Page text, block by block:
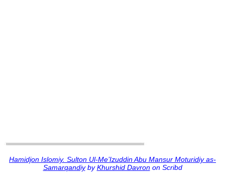
Hamidjon Islomiy. Sulton Ul-Me’Izuddin Abu Mansur Moturidiy as-
SamarqandiybyKhurshid Davronon Scribd